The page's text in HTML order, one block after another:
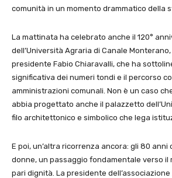
comunità in un momento drammatico della
La mattinata ha celebrato anche il 120°
dell’Università Agraria di Canale
presidente Fabio Chiaravalli, che ha
significativa dei numeri tondi e il percorso
amministrazioni comunali. Non è un caso
abbia progettato anche il palazzetto
filo architettonico e simbolico che lega
E poi, un’altra ricorrenza ancora: gli 80 anni
donne, un passaggio fondamentale verso il
pari dignità. La presidente dell’associazione